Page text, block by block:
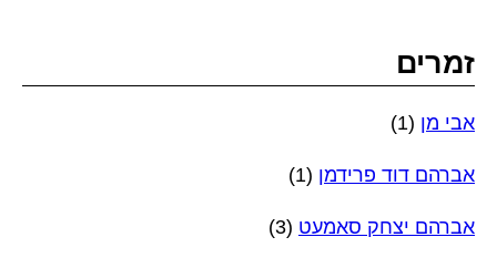
זמרים
אבי מן (1)
אברהם דוד פרידמן (1)
אברהם יצחק סאמעט (3)